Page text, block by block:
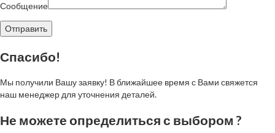
Сообщение
Спасибо!
Мы получили Вашу заявку! В ближайшее время с Вами свяжется
наш менеджер для уточнения деталей.
Не можете определиться с выбором ?